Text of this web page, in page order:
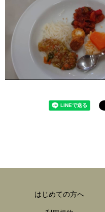
はじめての方へ